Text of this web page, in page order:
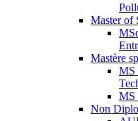
Master of
Mastère
MS
MS
Non